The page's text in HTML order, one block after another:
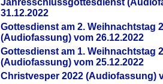
Jahresschlussgottesdienst
31.12.2022
Gottesdienst am 2. Weihnachtstag
(Audiofassung) vom 26.12.2022
Gottesdienst am 1. Weihnachtstag
(Audiofassung) vom 25.12.2022
Christvesper 2022 (Audiofassung)